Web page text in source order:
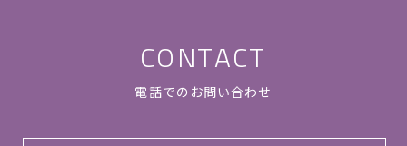
CONTACT
電話でのお問い合わせ